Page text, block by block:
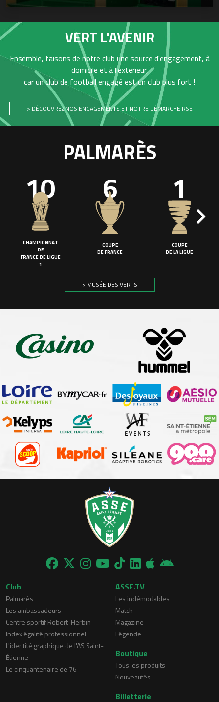
VERT L'AVENIR
Ensemble, faisons de notre club une source d'engagement, à
domicile et à l'extérieur,
car un club de football engagé est un club plus fort !
> DÉCOUVREZ NOS ENGAGEMENTS ET NOTRE DÉMARCHE RSE
PALMARÈS
10
CHAMPIONNAT
DE
FRANCE DE LIGUE
1
6
COUPE
DE FRANCE
1
COUPE
DE LA LIGUE
> MUSÉE DES VERTS
Club
Palmarès
Les ambassadeurs
Centre sportif Robert-Herbin
Index égalité professionnel
L'identité graphique de l'AS Saint-
Étienne
Le cinquantenaire de 76
ASSE.TV
Les indémodables
Match
Magazine
Légende
Boutique
Tous les produits
Nouveautés
Billetterie